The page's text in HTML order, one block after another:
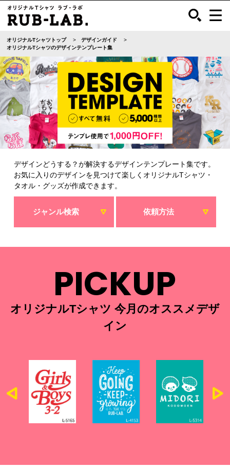
オリジナルTシャツトップ
デザインガイド
オリジナルTシャツのデザインテンプレート集
デザインどうする？が解決するデザインテンプレート集です。
お気に入りのデザインを見つけて楽しくオリジナルTシャツ・
タオル・グッズが作成できます。
ジャンル検索 依頼方法
PICKUP
オリジナルTシャツ 今月のオススメデザ
イン